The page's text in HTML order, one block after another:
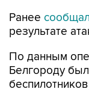
Ранее
результате
По данным
Белгороду